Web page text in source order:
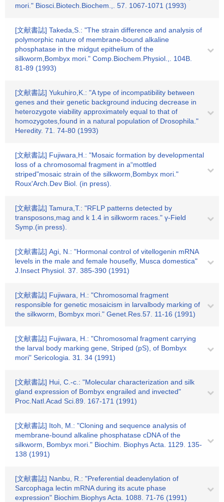
mori." Biosci.Biotech.Biochem.,. 57. 1067-1071 (1993)
[文献書誌] Takeda,S.: "The strain difference and analysis of
polymorphic nature of membrane-bound alkaline
phosphatase in the midgut epithelium of the
silkworm,Bombyx mori." Comp.Biochem.Physiol.,. 104B.
81-89 (1993)
[文献書誌] Yukuhiro,K.: "A type of incompatibility between
genes and their genetic background inducing decrease in
heterozygote viability approximately equal to that of
homozygotes,found in a natural population of Drosophila."
Heredity. 71. 74-80 (1993)
[文献書誌] Fujiwara,H.: "Mosaic formation by developmental
loss of a chromosomal fragment in a“mottled
striped"mosaic strain of the silkworm,Bombyx mori."
Roux'Arch.Dev Biol. (in press).
[文献書誌] Tamura,T.: "RFLP patterns detected by
transposons,mag and k 1.4 in silkworm races." γ-Field
Symp.(in press).
[文献書誌] Agi, N.: "Hormonal control of vitellogenin mRNA
levels in the male and female housefly, Musca domestica"
J.Insect Physiol. 37. 385-390 (1991)
[文献書誌] Fujiwara, H.: "Chromosomal fragment
responsible for genetic mosaicism in larvalbody marking of
the silkworm, Bombyx mori." Genet.Res.57. 11-16 (1991)
[文献書誌] Fujiwara, H.: "Chromosomal fragment carrying
the larval body marking gene, Striped (pS), of Bombyx
mori" Sericologia. 31. 34 (1991)
[文献書誌] Hui, C.-c.: "Molecular characterization and silk
gland expression of Bombyx engrailed and invected"
Proc.Natl.Acad Sci.89. 167-171 (1991)
[文献書誌] Itoh, M.: "Cloning and sequence analysis of
membrane-bound alkaline phosphatase cDNA of the
silkworm, Bombyx mori." Biochim. Biophys Acta. 1129. 135-
138 (1991)
[文献書誌] Nanbu, R.: "Preferential deadenylation of
Sarcophaga lectin mRNA during its acute phase
expression" Biochim.Biophys Acta. 1088. 71-76 (1991)